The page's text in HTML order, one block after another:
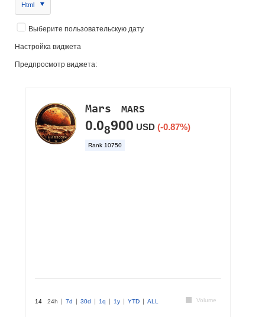
Html
Выберите пользовательскую дату
Настройка виджета
Предпросмотр виджета: